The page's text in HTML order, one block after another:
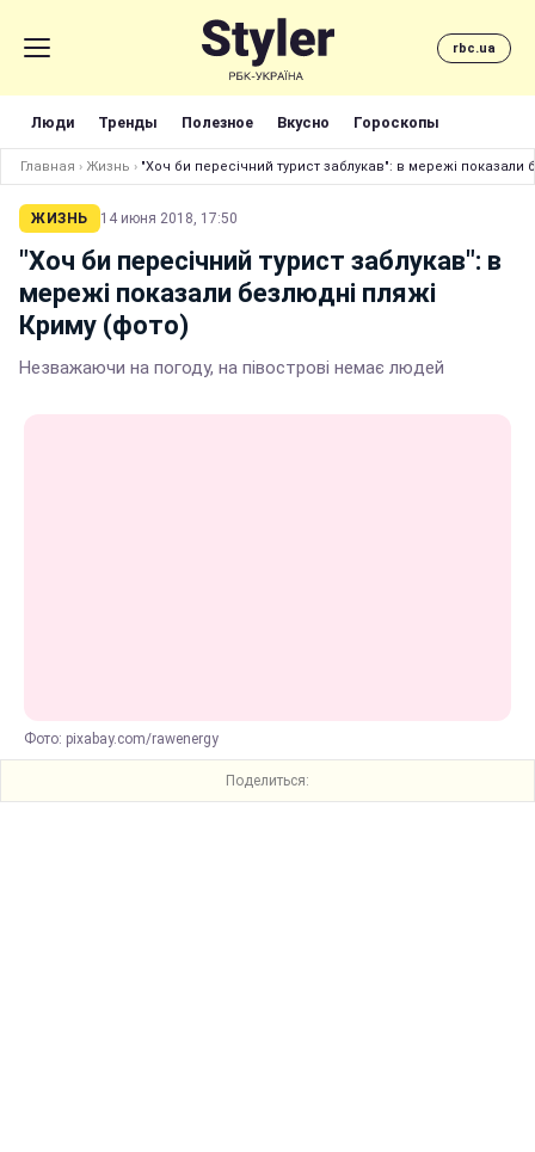
rbc.ua
Люди Тренды Полезное Вкусно Гороскопы
Главная › Жизнь › "Хоч би пересічний турист заблукав": в мережі показали
ЖИЗНЬ 14 июня 2018, 17:50
"Хоч би пересічний турист заблукав": в
мережі показали безлюдні пляжі
Криму (фото)
Незважаючи на погоду, на півострові немає людей
Фото: pixabay.com/rawenergy
Поделиться: